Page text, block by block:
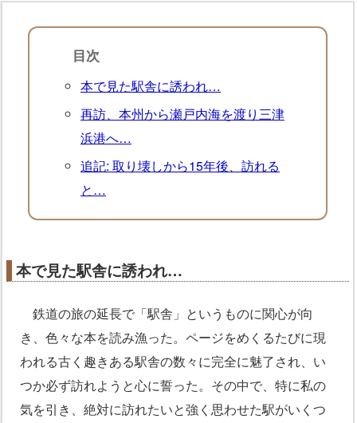
目次
本で見た駅舎に誘われ…
再訪、本州から瀬戸内海を渡り三津
浜港へ…
追記: 取り壊しから15年後、訪れる
と…
本で見た駅舎に誘われ…
鉄道の旅の延長で「駅舎」というものに関心が向
き、色々な本を読み漁った。ページをめくるたびに現
われる古く趣きある駅舎の数々に完全に魅了され、い
つか必ず訪れようと心に誓った。その中で、特に私の
気を引き、絶対に訪れたいと強く思わせた駅がいくつ